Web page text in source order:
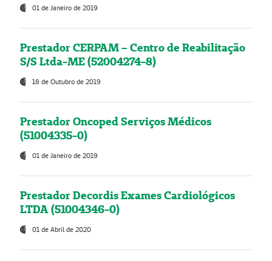
01 de Janeiro de 2019
Prestador CERPAM – Centro de Reabilitação
S/S Ltda-ME (52004274-8)
18 de Outubro de 2019
Prestador Oncoped Serviços Médicos
(51004335-0)
01 de Janeiro de 2019
Prestador Decordis Exames Cardiológicos
LTDA (51004346-0)
01 de Abril de 2020